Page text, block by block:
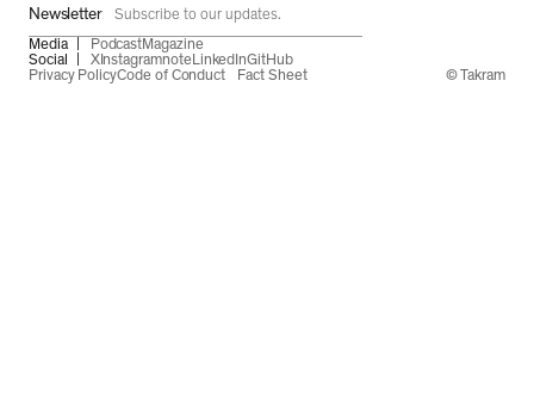
Newsletter
Subscribe to our updates.
Media
PodcastMagazine
Social
XInstagramnoteLinkedInGitHub
Privacy PolicyCode of Conduct Fact Sheet © Takram